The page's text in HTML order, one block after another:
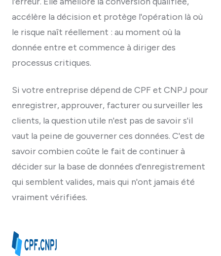
accélère la décision et protège l'opération là où
le risque naît réellement : au moment où la
donnée entre et commence à diriger des
processus critiques.
Si votre entreprise dépend de CPF et CNPJ pour
enregistrer, approuver, facturer ou surveiller les
clients, la question utile n'est pas de savoir s'il
vaut la peine de gouverner ces données. C'est de
savoir combien coûte le fait de continuer à
décider sur la base de données d'enregistrement
qui semblent valides, mais qui n'ont jamais été
vraiment vérifiées.